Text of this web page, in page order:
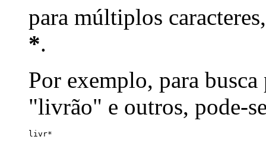
para múltiplos
*.
Por exemplo, para
"livrão" e outros, pode-
livr*